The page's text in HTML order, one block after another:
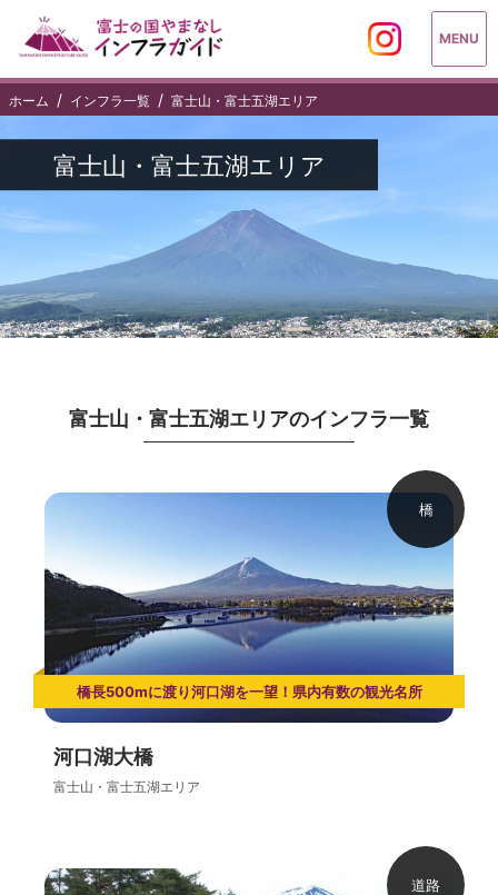
MENU
ホーム インフラ一覧 富士山・富士五湖エリア
富士山・富士五湖エリア
富士山・富士五湖エリアのインフラ一覧
橋長500mに渡り河口湖を一望！県内有数の観光名所
河口湖大橋
富士山・富士五湖エリア
橋
道路